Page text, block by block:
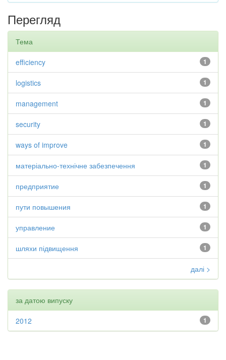
Перегляд
Тема
1
efficiency
1
logistics
1
management
1
security
1
ways of improve
1
матеріально-технічне забезпечення
1
предприятие
1
пути повышения
1
управление
1
шляхи підвищення
далі >
за датою випуску
1
2012